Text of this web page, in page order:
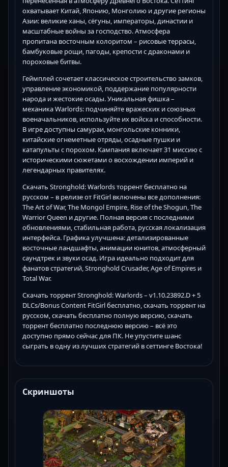
охватывает Китай, Японию, Монголию и другие регионы
Азии: великие ханы, сёгуны, императоры, династии и
масштабные войны за господство. Атмосфера
пропитана восточным колоритом – рисовые террасы,
бамбуковые рощи, пагоды, крепости с драконами и
пороховые битвы.
Геймплей сочетает классическое строительство замков,
управление экономикой, поддержание популярности
народа и жестокие осады. Уникальная фишка –
механика Warlords: подчиняйте вражеских и союзных
военачальников, используйте их войска и способности.
В игре доступны самураи, монгольские конники,
китайские огнеметные отряды, осадные пушки и
катапульты с порохом. Кампания включает 31 миссию с
историческими сюжетами о восхождении империй и
легендарных правителях.
Скачать Stronghold: Warlords торрент бесплатно на
русском – в релизе от FitGirl включены все дополнения:
The Art of War, The Mongol Empire, Rise of the Shogun, The
Warrior Queen и другие. Полная версия с последними
обновлениями, стабильная работа, русская локализация
интерфейса. Графика улучшена: детализированные
восточные ландшафты, анимации юнитов, атмосферный
саундтрек и звуки осад. Игра идеально подходит для
фанатов стратегий, Stronghold Crusader, Age of Empires и
Total War.
Скачать торрент Stronghold: Warlords – v1.10.23892.D + 5
DLCs/Bonus Content FitGirl бесплатно, скачать торрент на
русском, скачать бесплатно полную версию, скачать
торрент бесплатно последнюю версию – всё это
доступно прямо сейчас для ПК. Не упустите шанс
сыграть в одну из лучших стратегий в сеттинге Востока!
Скриншоты